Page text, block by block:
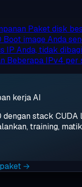
Paket disk
Boot image Anda
IP Anda, tidak dibagi
Beberapa IPv4 per
kerja AI
dengan stack CUDA
training,
→